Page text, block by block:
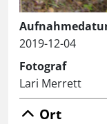
2019-12-04
Fotograf
Lari Merrett
Ort